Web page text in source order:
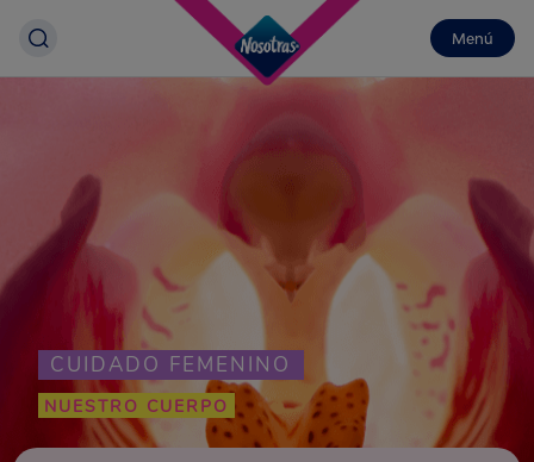
Menú
CUIDADO FEMENINO
NUESTRO CUERPO